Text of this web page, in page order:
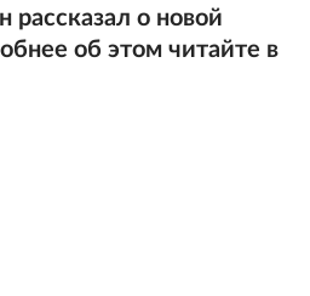
о новой
об этом читайте в